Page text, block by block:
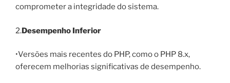
comprometer a integridade do sistema.
2.Desempenho Inferior
•Versões mais recentes do PHP, como o PHP 8.x,
oferecem melhorias significativas de desempenho.